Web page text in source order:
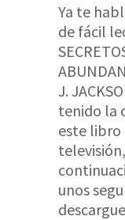
Ya te
de fácil
J.
tenido la
este libro
unos
descargue